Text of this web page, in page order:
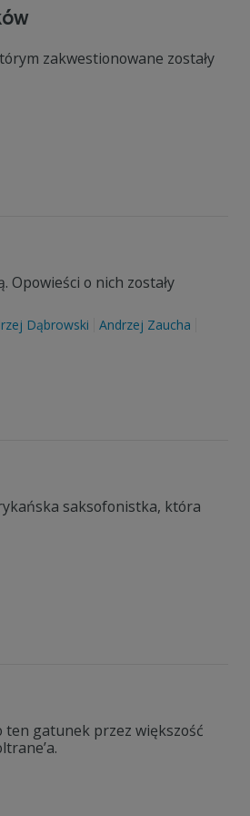
zakwestionowane zostały
o nich zostały
Dąbrowski Andrzej Zaucha
saksofonistka, która
ten gatunek przez większość